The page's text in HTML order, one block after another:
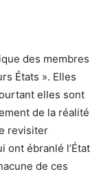
des membres
États ». Elles
elles sont
de la réalité
revisiter
ont ébranlé l’État
de ces